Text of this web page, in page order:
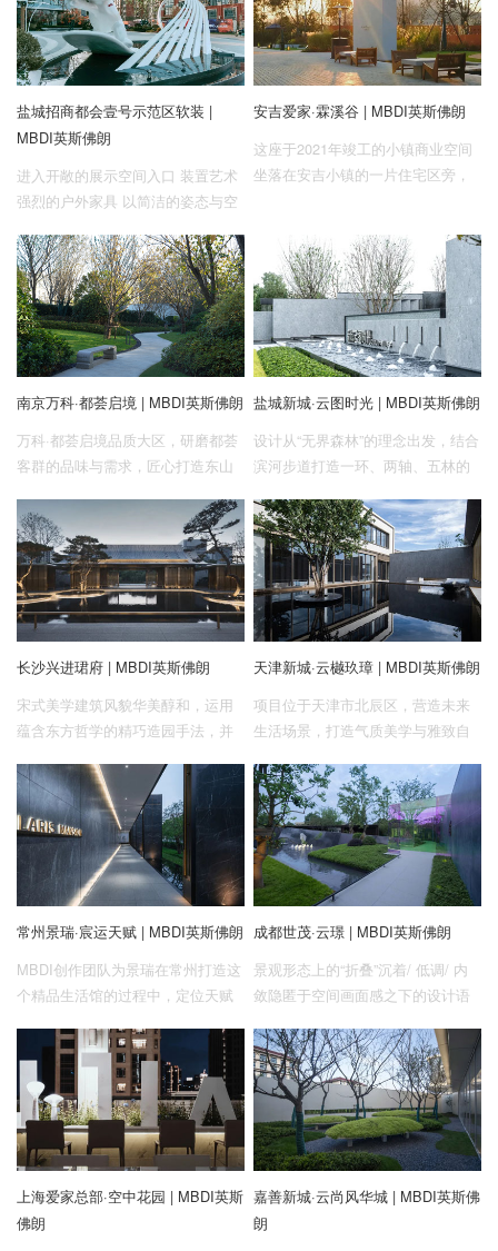
儿童乐园以“自然、探索、灵动”的特
性，来释放孩子们那份纯真与无邪
的心性，让他们在无拘无束的自然
空间中感受童年时光。
称，秦淮河边数千年的城市历史记
忆、民间传统和风土人情处处都体
现出世代秦淮人的生活情趣和文化
传承。
盐城招商都会壹号示范区软装 |
MBDI英斯佛朗
进入开敞的展示空间入口 装置艺术
强烈的户外家具 以简洁的姿态与空
至一种轻松愉悦的平和
安吉爱家·霖溪谷 | MBDI英斯佛朗
这座于2021年竣工的小镇商业空间
坐落在安吉小镇的一片住宅区旁，
让周边的居民亲近、活动、休闲，
但正如概念“普性与个性共存”所述，
设计师在解决周边居民生活所需的
同时，想要成就一个逃离城市牢
笼，与田园和蓝天自处，同时又能
感受发展带来的生活便捷性与生活
的情趣。
南京万科·都荟启境 | MBDI英斯佛朗
万科·都荟启境品质大区，研磨都荟
客群的品味与需求，匠心打造东山
见。
盐城新城·云图时光 | MBDI英斯佛朗
设计从“无界森林”的理念出发，结合
滨河步道打造一环、两轴、五林的
空间相结合，打造出符合新时代人
居需求的森系生态氧吧，建造一座
人与自然和谐相处的天然城市森
林。
长沙兴进珺府 | MBDI英斯佛朗
宋式美学建筑风貌华美醇和，运用
蕴含东方哲学的精巧造园手法，并
中式、奢华三者统一，将传统的中
式风格以现代的设计理念来重行组
装。在形式上我们摒弃传统中式的
复杂繁冗，布局上采用了中式的移
步易景，曲折迂回，小中见大的布
局形式。结合现代工艺，对空间进
行再设计，打造中式美学空间。
天津新城·云樾玖璋 | MBDI英斯佛朗
项目位于天津市北辰区，营造未来
生活场景，打造气质美学与雅致自
致共存的体验空间。以光影为主
题，直线构成的大小空间穿插组
合，赋予有限的空间无限的体验，
感受鎏金时光的美好、空间优雅的
变幻。
常州景瑞·宸运天赋 | MBDI英斯佛朗
MBDI创作团队为景瑞在常州打造这
个精品生活馆的过程中，定位天赋
之初，我们就在思考，如何摆脱当
下固化的设计套路，在凸显品质感
的同时，将温馨诗意的美好生活感
受融入景观语言中。设计本着写意
不随意，简约不简单的设计初衷，
深耕当地文化的同时运用极简的现
代设计手法，融合传统中式哲学，
打造出一个现代诗意的沉浸式景观
成都世茂·云璟 | MBDI英斯佛朗
景观形态上的“折叠”沉着/ 低调/ 内
敛隐匿于空间画面感之下的设计语
外在空间与内在情感相互融合，与
自然对话，打造一种含蓄内敛的场
地气质。
上海爱家总部·空中花园 | MBDI英斯
佛朗
嘉善新城·云尚风华城 | MBDI英斯佛
朗